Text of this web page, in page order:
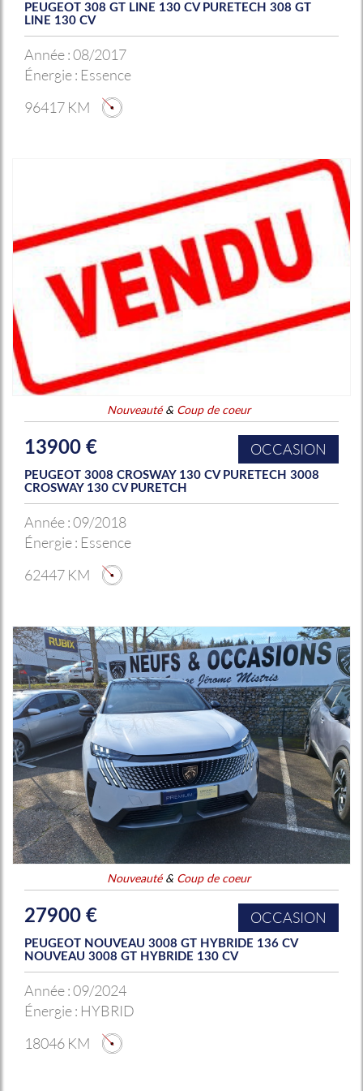
PEUGEOT 308 GT LINE 130 CV PURETECH 308 GT
LINE 130 CV
Année :08/2017
Énergie : Essence
96417 KM
Nouveauté& Coup de coeur
13900 € OCCASION
PEUGEOT 3008 CROSWAY 130 CV PURETECH 3008
CROSWAY 130 CV PURETCH
Année :09/2018
Énergie : Essence
62447 KM
Nouveauté& Coup de coeur
27900 € OCCASION
PEUGEOT NOUVEAU 3008 GT HYBRIDE 136 CV
NOUVEAU 3008 GT HYBRIDE 130 CV
Année :09/2024
Énergie : HYBRID
18046 KM